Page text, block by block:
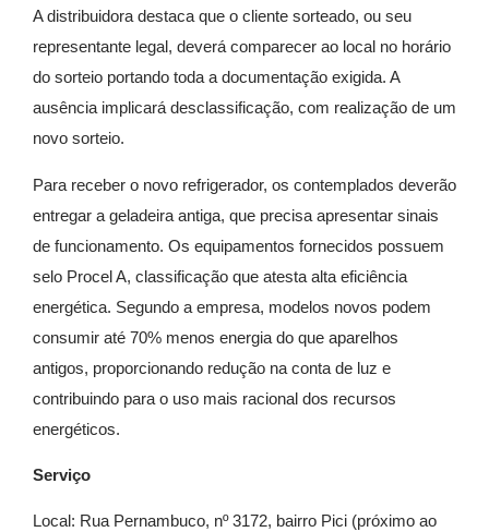
A distribuidora destaca que o cliente sorteado, ou seu
representante legal, deverá comparecer ao local no horário
do sorteio portando toda a documentação exigida. A
ausência implicará desclassificação, com realização de um
novo sorteio.
Para receber o novo refrigerador, os contemplados deverão
entregar a geladeira antiga, que precisa apresentar sinais
de funcionamento. Os equipamentos fornecidos possuem
selo Procel A, classificação que atesta alta eficiência
energética. Segundo a empresa, modelos novos podem
consumir até 70% menos energia do que aparelhos
antigos, proporcionando redução na conta de luz e
contribuindo para o uso mais racional dos recursos
energéticos.
Serviço
Local: Rua Pernambuco, nº 3172, bairro Pici (próximo ao